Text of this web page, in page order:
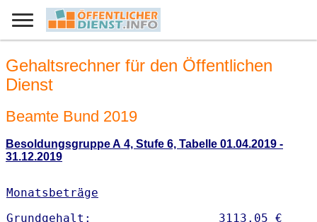
Gehaltsrechner für den Öffentlichen
Dienst
Beamte Bund 2019
Besoldungsgruppe A 4, Stufe 6, Tabelle 01.04.2019 -
31.12.2019
Monatsbeträge